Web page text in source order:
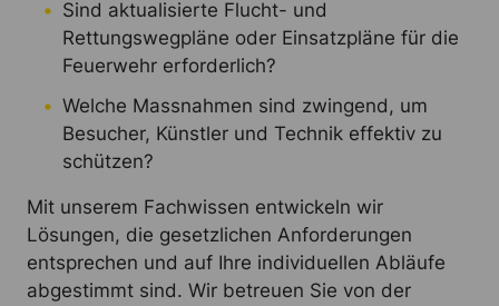
Sind aktualisierte Flucht- und
Rettungswegpläne oder Einsatzpläne für die
Feuerwehr erforderlich?
Welche Massnahmen sind zwingend, um
Besucher, Künstler und Technik effektiv zu
schützen?
Mit unserem Fachwissen entwickeln wir
Lösungen, die gesetzlichen Anforderungen
entsprechen und auf Ihre individuellen Abläufe
abgestimmt sind. Wir betreuen Sie von der